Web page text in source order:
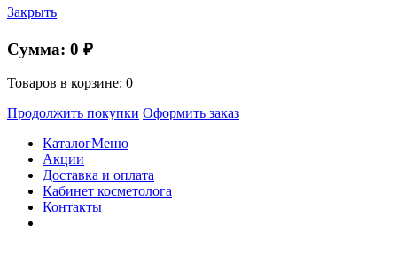
Закрыть
Сумма: 0 ₽
Товаров в корзине: 0
Продолжить покупки Оформить заказ
КаталогМеню
Акции
Доставка и оплата
Кабинет косметолога
Контакты